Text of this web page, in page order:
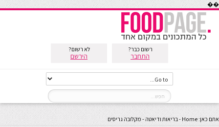
��
רשום כבר?
התחבר
לא רשום?
הירשם
אתם כאן: Home
-בריאות ודיאטה - מקלובה גריסים